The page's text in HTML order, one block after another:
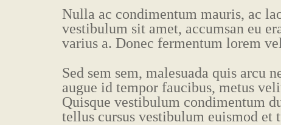
Nulla ac condimentum mauris, ac
vestibulum sit amet, accumsan eu
varius a. Donec fermentum lorem
Sed sem sem, malesuada quis arcu
augue id tempor faucibus, metus
Quisque vestibulum condimentum
tellus cursus vestibulum euismod et